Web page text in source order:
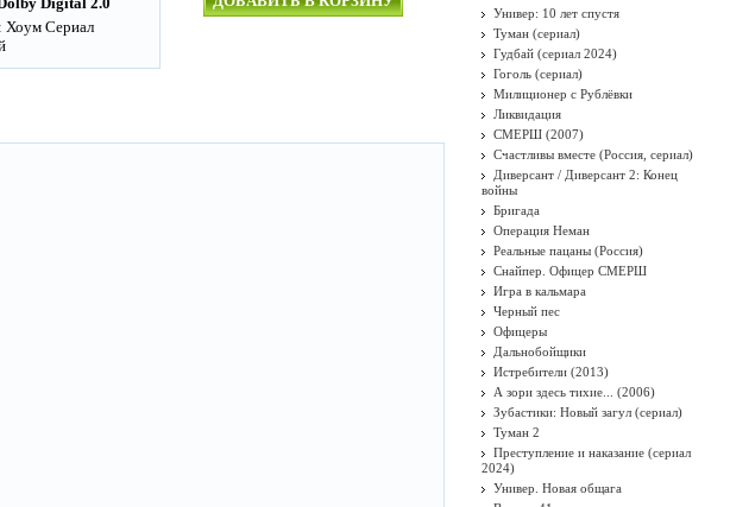
Хоум Сериал
Универ: 10 лет спустя
Туман (сериал)
Гудбай (сериал 2024)
Гоголь (сериал)
Милиционер с Рублёвки
Ликвидация
СМЕРШ (2007)
Счастливы вместе (Россия, сериал)
Диверсант / Диверсант 2: Конец
войны
Бригада
Операция Неман
Реальные пацаны (Россия)
Снайпер. Офицер СМЕРШ
Игра в кальмара
Черный пес
Офицеры
Дальнобойщики
Истребители (2013)
А зори здесь тихие... (2006)
Зубастики: Новый загул (сериал)
Туман 2
Преступление и наказание (сериал
2024)
Универ. Новая общага